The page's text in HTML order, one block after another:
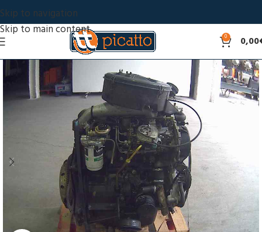
Skip to navigation
Skip to main content
0 0,00